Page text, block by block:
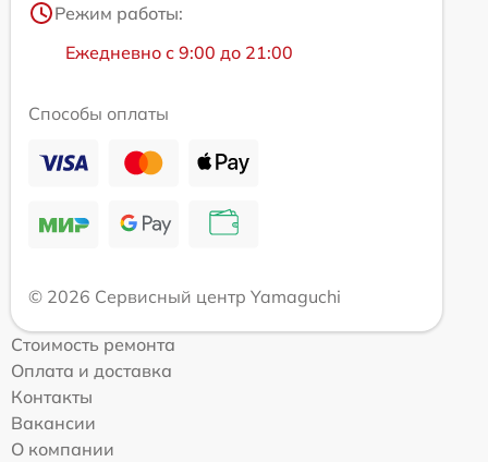
Режим работы:
Ежедневно с 9:00 до 21:00
Способы оплаты
© 2026 Сервисный центр Yamaguchi
Стоимость ремонта
Оплата и доставка
Контакты
Вакансии
О компании